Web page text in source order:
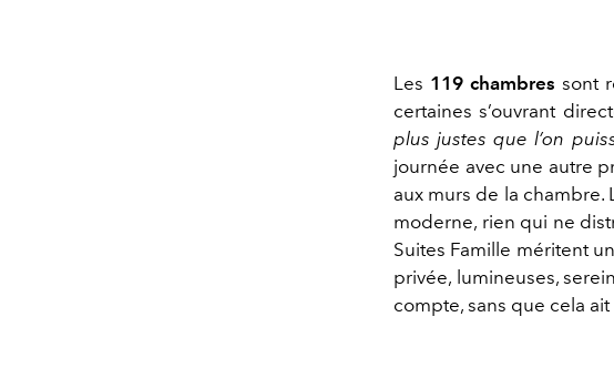
Les 119 chambres sont
certaines s’ouvrant
plus justes que l’on
journée avec une autre
aux murs de la chambre.
moderne, rien qui ne
Suites Famille méritent
privée, lumineuses,
compte, sans que cela